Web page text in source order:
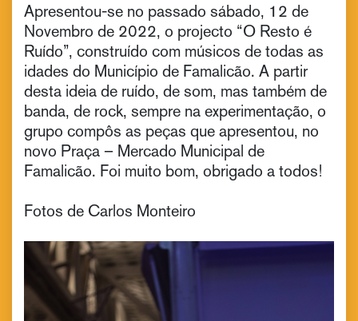
Apresentou-se no passado sábado, 12 de
Novembro de 2022, o projecto “O Resto é
Ruído”, construído com músicos de todas as
idades do Município de Famalicão. A partir
desta ideia de ruído, de som, mas também de
banda, de rock, sempre na experimentação, o
grupo compôs as peças que apresentou, no
novo Praça – Mercado Municipal de
Famalicão. Foi muito bom, obrigado a todos!
Fotos de Carlos Monteiro